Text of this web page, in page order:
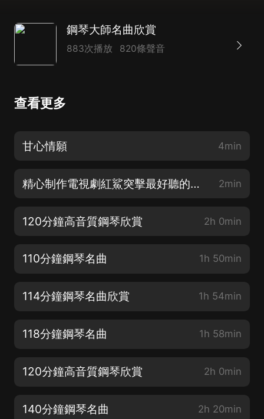
鋼琴大師名曲欣賞
883次播放 820條聲音
查看更多
甘心情願 4min
精心制作電視劇紅鯊突擊最好聽的鋼琴背景音樂 2min
120分鐘高音質鋼琴欣賞 2h 0min
110分鐘鋼琴名曲 1h 50min
114分鐘鋼琴名曲欣賞 1h 54min
118分鐘鋼琴名曲 1h 58min
120分鐘高音質鋼琴欣賞 2h 0min
140分鐘鋼琴名曲 2h 20min